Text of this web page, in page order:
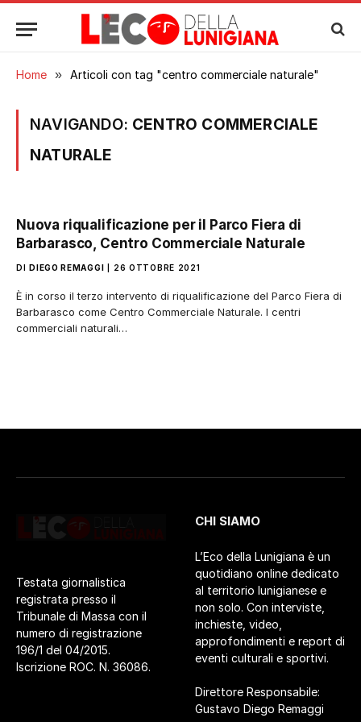
Home » Articoli con tag "centro commerciale naturale"
NAVIGANDO: CENTRO COMMERCIALE
NATURALE
Nuova riqualificazione per il Parco Fiera di
Barbarasco, Centro Commerciale Naturale
DI DIEGO REMAGGI 26 OTTOBRE 2021
È in corso il terzo intervento di riqualificazione del Parco Fiera di
Barbarasco come Centro Commerciale Naturale. I centri
commerciali naturali…
Testata giornalistica
registrata presso il
Tribunale di Massa con il
numero di registrazione
196/1 del 04/2015.
Iscrizione ROC. N. 36086.
CHI SIAMO
L’Eco della Lunigiana è un
quotidiano online dedicato
al territorio lunigianese e
non solo. Con interviste,
inchieste, video,
approfondimenti e report di
eventi culturali e sportivi.
Direttore Responsabile:
Gustavo Diego Remaggi